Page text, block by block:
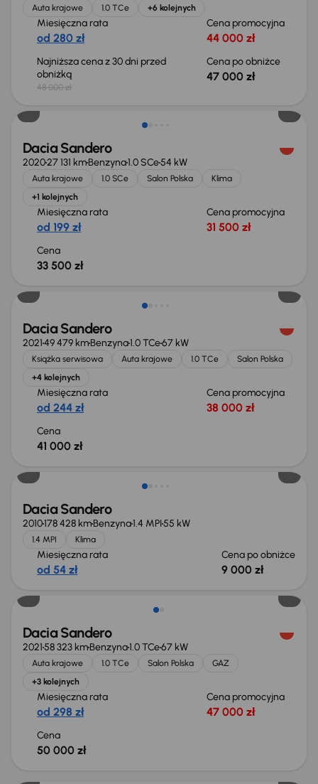
Auta krajowe 1.0 TCe +6 kolejnych
Miesięczna rata
od 280 zł
Cena promocyjna
44 000 zł
Najniższa cena z 30 dni przed
obniżką
48 000 zł
Cena po obniżce
47 000 zł
Dacia Sandero
202027 131 kmBenzyna1.0 SCe54 kW
Auta krajowe 1.0 SCe Salon Polska
Klima
+1 kolejnych
Miesięczna rata
od 199 zł
Cena promocyjna
31 500 zł
Cena
33 500 zł
Możliwość odliczenia VAT
Dacia Sandero
202149 479 kmBenzyna1.0 TCe67 kW
Książka serwisowa Auta krajowe 1.0 TCe
Salon Polska
+4 kolejnych
Miesięczna rata
od 244 zł
Cena promocyjna
38 000 zł
Cena
41 000 zł
Dacia Sandero
2010178 428 kmBenzyna1.4 MPI55 kW
1.4 MPI Klima
Miesięczna rata
od 54 zł
Cena po obniżce
9 000 zł
Dacia Sandero
202158 323 kmBenzyna1.0 TCe67 kW
Auta krajowe 1.0 TCe Salon Polska
GAZ
+3 kolejnych
Miesięczna rata
od 298 zł
Cena promocyjna
47 000 zł
Cena
50 000 zł